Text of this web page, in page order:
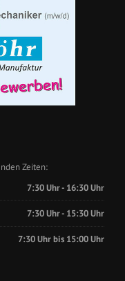
Zeiten:
7:30 Uhr - 16:30 Uhr
7:30 Uhr - 15:30 Uhr
7:30 Uhr bis 15:00 Uhr